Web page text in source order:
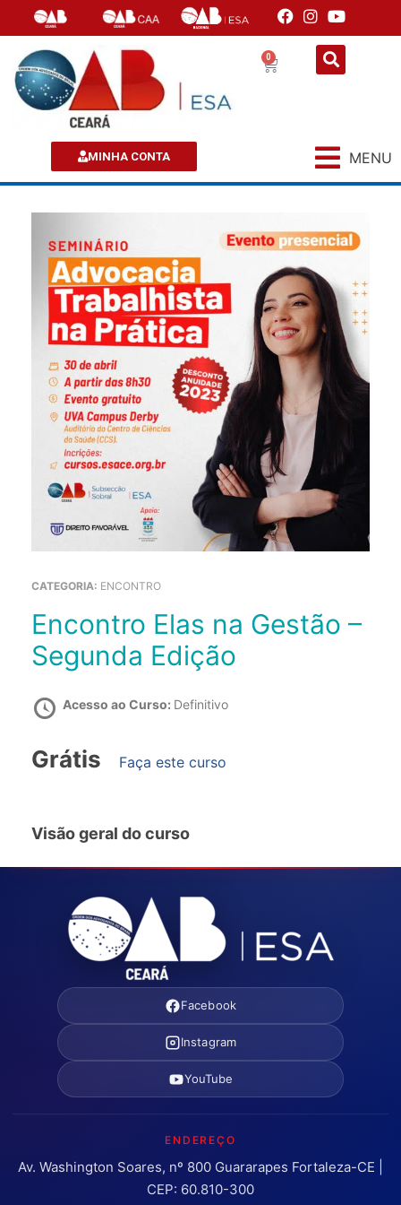
0
MINHA CONTA MENU
CATEGORIA: ENCONTRO
Encontro Elas na Gestão –
Segunda Edição
Acesso ao Curso: Definitivo
Grátis Faça este curso
Visão geral do curso
Facebook
Instagram
YouTube
ENDEREÇO
Av. Washington Soares, nº 800 Guararapes Fortaleza-CE |
CEP: 60.810-300